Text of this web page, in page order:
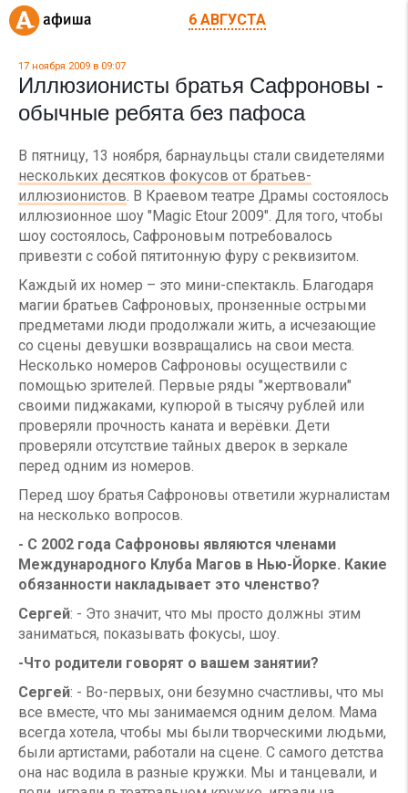
6 АВГУСТА
17 ноября 2009 в 09:07
Иллюзионисты братья Сафроновы -
обычные ребята без пафоса
В пятницу, 13 ноября, барнаульцы стали свидетелями
нескольких десятков фокусов от братьев-
иллюзионистов. В Краевом театре Драмы состоялось
иллюзионное шоу "Magic Etour 2009". Для того, чтобы
шоу состоялось, Сафроновым потребовалось
привезти с собой пятитонную фуру с реквизитом.
Каждый их номер – это мини-спектакль. Благодаря
магии братьев Сафроновых, пронзенные острыми
предметами люди продолжали жить, а исчезающие
со сцены девушки возвращались на свои места.
Несколько номеров Сафроновы осуществили с
помощью зрителей. Первые ряды "жертвовали"
своими пиджаками, купюрой в тысячу рублей или
проверяли прочность каната и верёвки. Дети
проверяли отсутствие тайных дверок в зеркале
перед одним из номеров.
Перед шоу братья Сафроновы ответили журналистам
на несколько вопросов.
- С 2002 года Сафроновы являются членами
Международного Клуба Магов в Нью-Йорке. Какие
обязанности накладывает это членство?
Сергей: - Это значит, что мы просто должны этим
заниматься, показывать фокусы, шоу.
-Что родители говорят о вашем занятии?
Сергей: - Во-первых, они безумно счастливы, что мы
все вместе, что мы занимаемся одним делом. Мама
всегда хотела, чтобы мы были творческими людьми,
были артистами, работали на сцене. С самого детства
она нас водила в разные кружки. Мы и танцевали, и